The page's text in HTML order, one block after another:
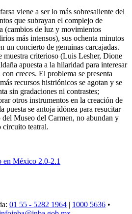
viene a ser lo más sobresaliente del
que subrayan el complejo de
(cambios de luz y movimientos
más intensos), sus ochenta minutos
un concierto de genuinas carcajadas.
muestra criterioso (Luis Lesher, Dione
apuesta a la hilaridad para interesar
creces. El problema se presenta
recursos histriónicos se agotan y se
sin gradaciones ni contrastes;
otros instrumentos en la creación de
puesta se antoja idónea para resucitar
Museo del Carmen, no abundan y
circuito teatral.
en México 2.0-2.1
01 55 - 5282 1964 | 1000 5636 •